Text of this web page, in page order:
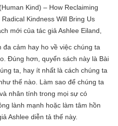
Kind) – How Reclaiming
Kindness Will Bring Us
mới của tác giả Ashlee Eiland,
cảm hay ho về việc chúng ta
Đúng hơn, quyển sách này là Bài
ta, hay ít nhất là cách chúng ta
thế nào. Làm sao để chúng ta
nhân tính trong mọi sự có
lành mạnh hoặc làm tâm hồn
Ashlee diễn tả thế này.